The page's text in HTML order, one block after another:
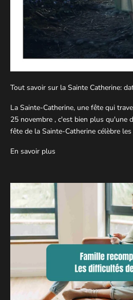
Tout savoir sur la Sainte Catherine:
La Sainte-Catherine, une fête qui
25 novembre , c'est bien plus qu'une
fête de la Sainte-Catherine célèbre
En savoir plus